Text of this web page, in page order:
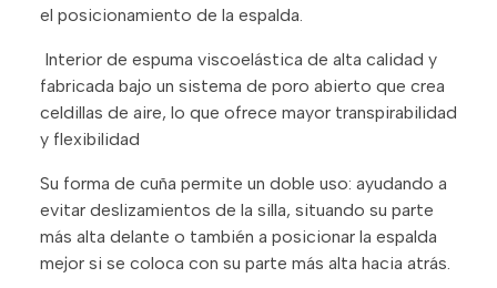
el posicionamiento de la espalda.
Interior de espuma viscoelástica de alta calidad y
fabricada bajo un sistema de poro abierto que crea
celdillas de aire, lo que ofrece mayor transpirabilidad
y flexibilidad
Su forma de cuña permite un doble uso: ayudando a
evitar deslizamientos de la silla, situando su parte
más alta delante o también a posicionar la espalda
mejor si se coloca con su parte más alta hacia atrás.